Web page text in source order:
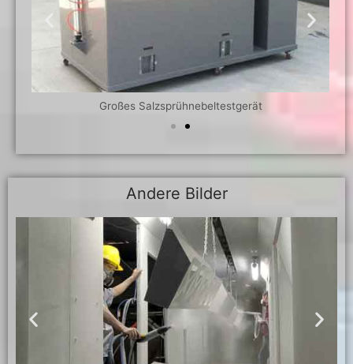
Großes Salzsprühnebeltestgerät
Andere Bilder